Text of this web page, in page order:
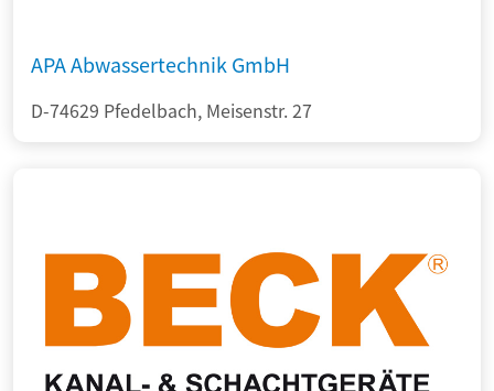
APA Abwassertechnik GmbH
D-74629 Pfedelbach, Meisenstr. 27